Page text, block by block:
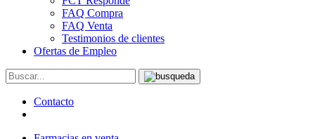
FAQ Compra
FAQ Venta
Testimonios de clientes
Ofertas de Empleo
Contacto